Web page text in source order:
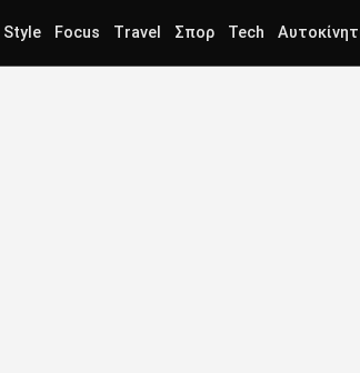
Style Focus Travel Σπορ Tech